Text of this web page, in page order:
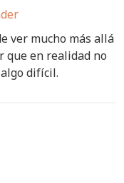
ver mucho más allá
que en realidad no
difícil.